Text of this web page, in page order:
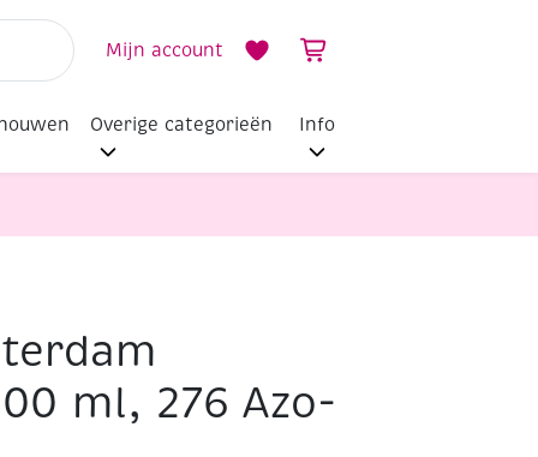
Mijn account
Overige categorieën Info
ml, 276 Azo-